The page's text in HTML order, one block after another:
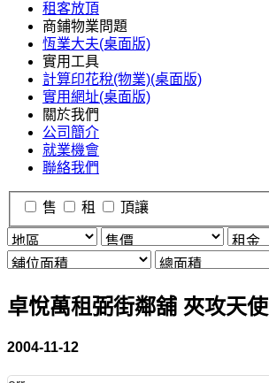
租客放頂
商鋪物業問題
恆業大夫(桌面版)
實用工具
計算印花稅(物業)(桌面版)
實用網址(桌面版)
關於我們
公司簡介
就業機會
聯絡我們
售 租 頂讓
卓悅萬租弼街鄰舖 夾攻天使
2004-11-12